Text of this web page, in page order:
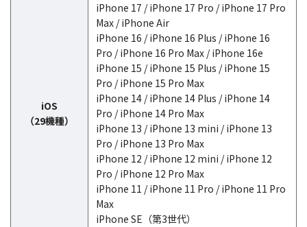
iOS
（29機種）
iPhone 17 / iPhone 17 Pro / iPhone 17 Pro
Max / iPhone Air
iPhone 16 / iPhone 16 Plus / iPhone 16
Pro / iPhone 16 Pro Max / iPhone 16e
iPhone 15 / iPhone 15 Plus / iPhone 15
Pro / iPhone 15 Pro Max
iPhone 14 / iPhone 14 Plus / iPhone 14
Pro / iPhone 14 Pro Max
iPhone 13 / iPhone 13 mini / iPhone 13
Pro / iPhone 13 Pro Max
iPhone 12 / iPhone 12 mini / iPhone 12
Pro / iPhone 12 Pro Max
iPhone 11 / iPhone 11 Pro / iPhone 11 Pro
Max
iPhone SE（第3世代）